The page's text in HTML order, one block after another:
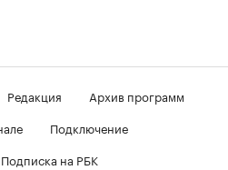
Редакция
Архив программ
Подключение
Подписка на РБК